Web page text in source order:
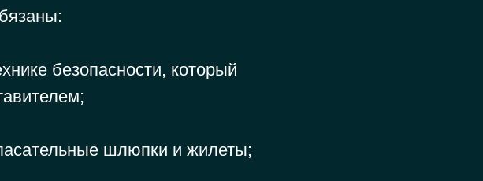
безопасности, который
шлюпки и жилеты;